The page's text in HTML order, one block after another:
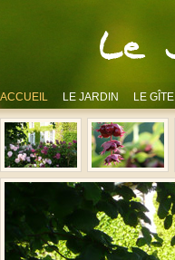
ACCUEIL LE JARDIN LE GÎTE